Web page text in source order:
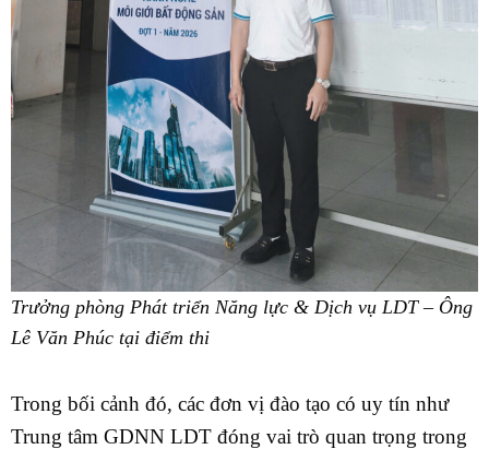
Trưởng phòng Phát triển Năng lực & Dịch vụ LDT – Ông
Lê Văn Phúc tại điểm thi
Trong bối cảnh đó, các đơn vị đào tạo có uy tín như
Trung tâm GDNN LDT đóng vai trò quan trọng trong